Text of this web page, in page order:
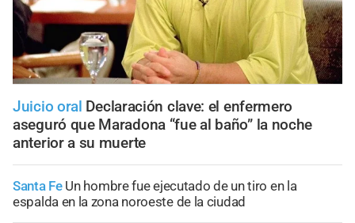
Juicio oral Declaración clave: el enfermero
aseguró que Maradona “fue al baño” la noche
anterior a su muerte
Santa Fe Un hombre fue ejecutado de un tiro en la
espalda en la zona noroeste de la ciudad